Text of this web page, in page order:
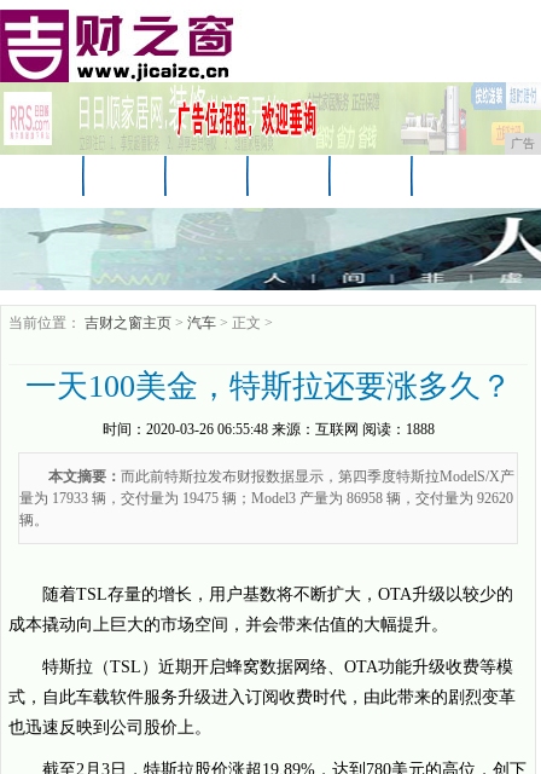
广告
企业 游戏
当前位置： 吉财之窗主页 > 汽车 > 正文 >
一天100美金，特斯拉还要涨多久？
时间： 2020-03-26 06:55:48来源： 互联网 阅读：1888
本文摘要： 而此前特斯拉发布财报数据显示，第四季度特斯拉ModelS/X产
量为 17933 辆，交付量为 19475 辆；Model3 产量为 86958 辆，交付量为 92620
辆。
随着TSL存量的增长，用户基数将不断扩大，OTA升级以较少的
成本撬动向上巨大的市场空间，并会带来估值的大幅提升。
特斯拉（TSL）近期开启蜂窝数据网络、OTA功能升级收费等模
式，自此车载软件服务升级进入订阅收费时代，由此带来的剧烈变革
也迅速反映到公司股价上。
截至2月3日，特斯拉股价涨超19.89%，达到780美元的高位，创下